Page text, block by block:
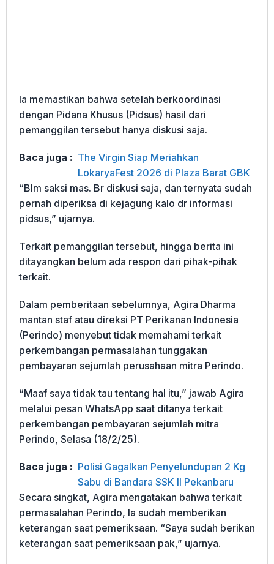
Ia memastikan bahwa setelah berkoordinasi
dengan Pidana Khusus (Pidsus) hasil dari
pemanggilan tersebut hanya diskusi saja.
Baca juga : The Virgin Siap Meriahkan
LokaryaFest 2026 di Plaza Barat GBK
“Blm saksi mas. Br diskusi saja, dan ternyata sudah
pernah diperiksa di kejagung kalo dr informasi
pidsus,” ujarnya.
Terkait pemanggilan tersebut, hingga berita ini
ditayangkan belum ada respon dari pihak-pihak
terkait.
Dalam pemberitaan sebelumnya, Agira Dharma
mantan staf atau direksi PT Perikanan Indonesia
(Perindo) menyebut tidak memahami terkait
perkembangan permasalahan tunggakan
pembayaran sejumlah perusahaan mitra Perindo.
“Maaf saya tidak tau tentang hal itu,” jawab Agira
melalui pesan WhatsApp saat ditanya terkait
perkembangan pembayaran sejumlah mitra
Perindo, Selasa (18/2/25).
Baca juga : Polisi Gagalkan Penyelundupan 2 Kg
Sabu di Bandara SSK II Pekanbaru
Secara singkat, Agira mengatakan bahwa terkait
permasalahan Perindo, Ia sudah memberikan
keterangan saat pemeriksaan. “Saya sudah berikan
keterangan saat pemeriksaan pak,” ujarnya.